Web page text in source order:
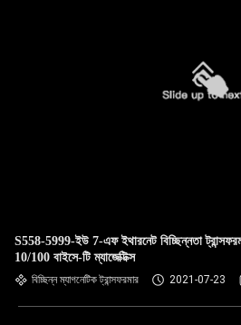
S558-5999-ইউ 7-এফ ইথারনেট বিচ্ছিন্নতা
10/100 বাইসে-টি ম্যাজেক্টিক্স
বিচ্ছিন্ন ম্যাগনেটিক ট্রান্সফরমার 2021-07-23